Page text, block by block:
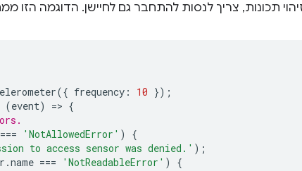
תכונות, צריך לנסות להתחבר גם לחיישן. הדוגמה הזו
({ frequency : 10 });
(event) => {
=== 'NotAllowedError' )
{
to access sensor was denied.' );
.name === 'NotReadableError' )
{